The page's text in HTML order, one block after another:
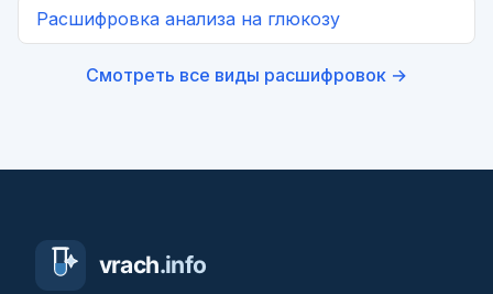
Расшифровка анализа на глюкозу
Смотреть все виды расшифровок →